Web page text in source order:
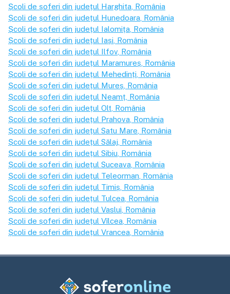
Școli de șoferi din județul Harghita , România
Școli de șoferi din județul Hunedoara , România
Școli de șoferi din județul Ialomița , România
Școli de șoferi din județul Iași , România
Școli de șoferi din județul Ilfov , România
Școli de șoferi din județul Maramureș , România
Școli de șoferi din județul Mehedinți , România
Școli de șoferi din județul Mureș , România
Școli de șoferi din județul Neamț , România
Școli de șoferi din județul Olt , România
Școli de șoferi din județul Prahova , România
Școli de șoferi din județul Satu Mare , România
Școli de șoferi din județul Sălaj , România
Școli de șoferi din județul Sibiu , România
Școli de șoferi din județul Suceava , România
Școli de șoferi din județul Teleorman , România
Școli de șoferi din județul Timiș , România
Școli de șoferi din județul Tulcea , România
Școli de șoferi din județul Vaslui , România
Școli de șoferi din județul Vîlcea , România
Școli de șoferi din județul Vrancea , România